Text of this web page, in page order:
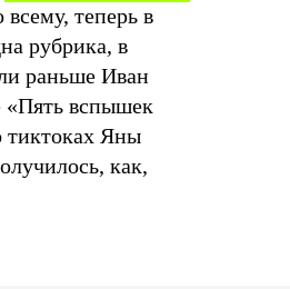
всему, теперь в
рубрика, в
раньше Иван
«Пять вспышек
тиктоках Яны
как,